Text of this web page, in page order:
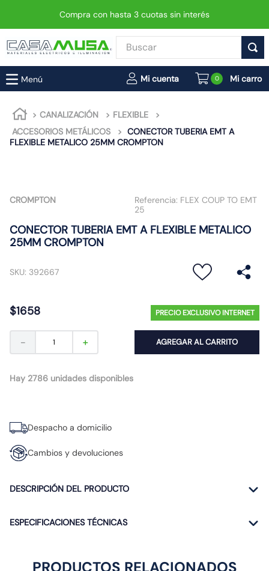
Compra con hasta 3 cuotas sin interés
Buscar
0
CANALIZACIÓN
FLEXIBLE
ACCESORIOS METÁLICOS
CONECTOR TUBERIA EMT A
FLEXIBLE METALICO 25MM CROMPTON
CROMPTON Referencia: FLEX COUP TO EMT
25
CONECTOR TUBERIA EMT A FLEXIBLE METALICO
25MM CROMPTON
SKU: 392667
$1658 PRECIO EXCLUSIVO INTERNET
＋
－ AGREGAR AL CARRITO
Hay 2786 unidades disponibles
Despacho a domicilio
Cambios y devoluciones
DESCRIPCIÓN DEL PRODUCTO
ESPECIFICACIONES TÉCNICAS
TÉRMINOS MÁS BUSCADOS
1.
enchufe
2.
3.
luminaria vial led neo
6.
foco
7
8.
ampolleta
emergencia